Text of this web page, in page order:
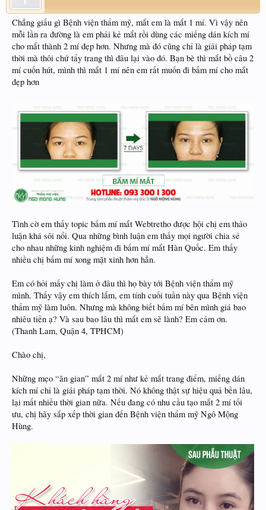
Chẳng giấu gì Bệnh viện thẩm mỹ, mắt em là mắt 1 mí. Vì vậy nên
mỗi lần ra đường là em phải kẻ mắt rồi dùng các miếng dán kích mí
cho mắt thành 2 mí đẹp hơn. Nhưng mà đó cũng chỉ là giải pháp tạm
thời mà thôi chứ tẩy trang thì đâu lại vào đó. Bạn bè thì mắt bồ câu 2
mí cuốn hút, mình thì mắt 1 mí nên em rất muốn đi bấm mí cho mắt
đẹp hơn
Tình cờ em thấy topic bấm mí mắt Webtretho được hội chị em thảo
luận khá sôi nổi. Qua những bình luận em thấy mọi người chia sẻ
cho nhau những kinh nghiệm đi bấm mí mắt Hàn Quốc. Em thấy
nhiều chị bấm mí xong mặt xinh hơn hẳn.
Em có hỏi mấy chị làm ở đâu thì họ bày tới Bệnh viện thẩm mỹ
mình. Thấy vậy em thích lắm, em tính cuối tuần này qua Bệnh viện
thẩm mỹ làm luôn. Nhưng mà không biết bấm mí bên mình giá bao
nhiêu tiền ạ? Và sau bao lâu thì mắt em sẽ lành? Em cảm ơn.
(Thanh Lam, Quận 4, TPHCM)
Chào chị,
Những mẹo “ăn gian” mắt 2 mí như kẻ mắt trang điểm, miếng dán
kích mí chỉ là giải pháp tạm thời. Nó không thật sự hiệu quả bền lâu,
lại mất nhiều thời gian nữa. Nếu đang có nhu cầu tạo mắt 2 mí tối
ưu, chị hãy sắp xếp thời gian đến Bệnh viện thẩm mỹ Ngô Mộng
Hùng.